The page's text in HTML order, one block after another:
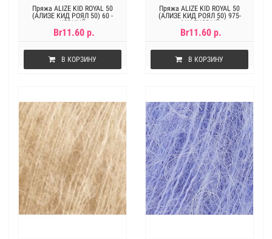
Пряжа ALIZE KID ROYAL 50
(АЛИЗЕ КИД РОЯЛ 50) 60 -
ЧЕРНЫЙ
Br11.60 р.
В КОРЗИНУ
Пряжа ALIZE KID ROYAL 50
(АЛИЗЕ КИД РОЯЛ 50) 975-
ФИАЛКОВЫЙ
Br11.60 р.
В КОРЗИНУ